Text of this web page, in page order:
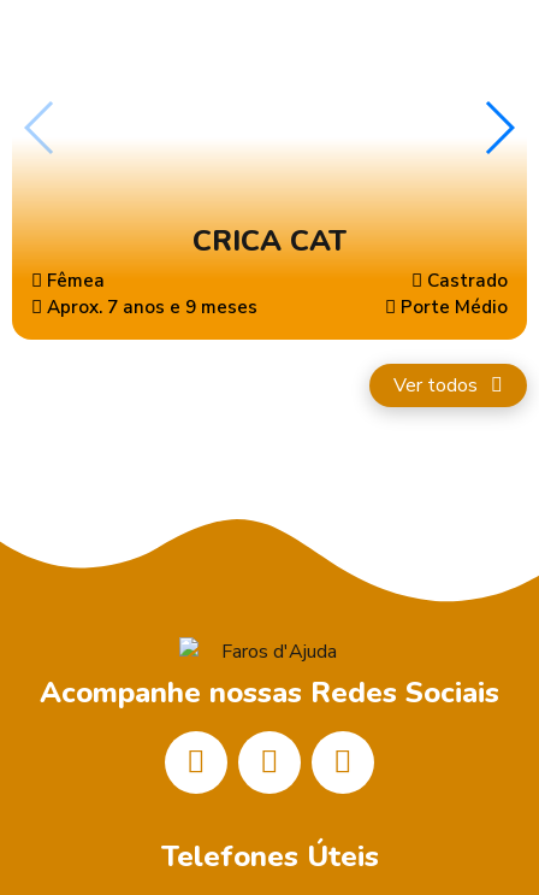
CRICA CAT
Fêmea
Castrado
Aprox. 7 anos e 9 meses
Porte Médio
Ver todos
Acompanhe nossas Redes Sociais
Telefones Úteis